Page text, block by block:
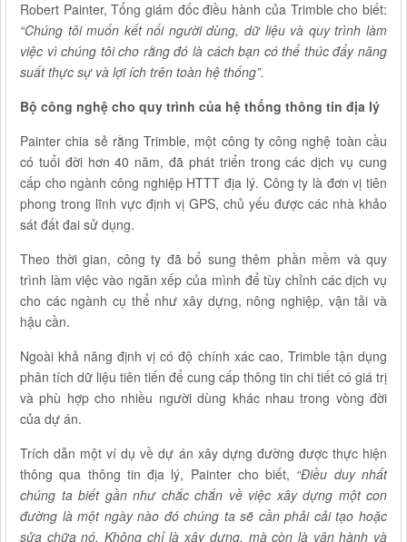
Robert Painter, Tổng giám đốc điều hành của Trimble cho biết:
“Chúng tôi muốn kết nối người dùng, dữ liệu và quy trình làm
việc vì chúng tôi cho rằng đó là cách bạn có thể thúc đẩy năng
suất thực sự và lợi ích trên toàn hệ thống”.
Bộ công nghệ cho quy trình của hệ thống thông tin địa lý
Painter chia sẻ rằng Trimble, một công ty công nghệ toàn cầu
có tuổi đời hơn 40 năm, đã phát triển trong các dịch vụ cung
cấp cho ngành công nghiệp HTTT địa lý. Công ty là đơn vị tiên
phong trong lĩnh vực định vị GPS, chủ yếu được các nhà khảo
sát đất đai sử dụng.
Theo thời gian, công ty đã bổ sung thêm phần mềm và quy
trình làm việc vào ngăn xếp của mình để tùy chỉnh các dịch vụ
cho các ngành cụ thể như xây dựng, nông nghiệp, vận tải và
hậu cần.
Ngoài khả năng định vị có độ chính xác cao, Trimble tận dụng
phân tích dữ liệu tiên tiến để cung cấp thông tin chi tiết có giá trị
và phù hợp cho nhiều người dùng khác nhau trong vòng đời
của dự án.
Trích dẫn một ví dụ về dự án xây dựng đường được thực hiện
thông qua thông tin địa lý, Painter cho biết, “Điều duy nhất
chúng ta biết gần như chắc chắn về việc xây dựng một con
đường là một ngày nào đó chúng ta sẽ cần phải cải tạo hoặc
sửa chữa nó. Không chỉ là xây dựng, mà còn là vận hành và